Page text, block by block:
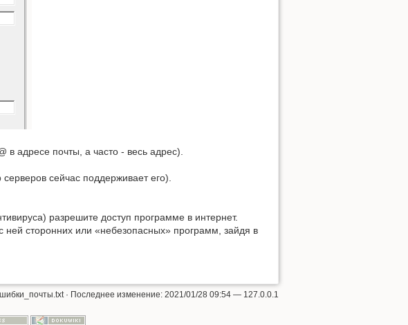
в адресе почты, а часто - весь адрес).
сейчас поддерживает его).
разрешите доступ программе в интернет.
ней сторонних или «небезопасных» программ, зайдя в
· Последнее изменение: 2021/01/28 09:54 — 127.0.0.1